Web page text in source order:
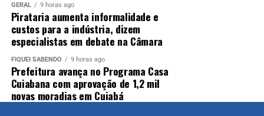
GERAL 9 horas ago
Pirataria aumenta informalidade e
custos para a indústria, dizem
especialistas em debate na Câmara
FIQUEI SABENDO 9 horas ago
Prefeitura avança no Programa Casa
Cuiabana com aprovação de 1,2 mil
novas moradias em Cuiabá